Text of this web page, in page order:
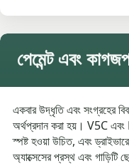
পেমেন্ট এবং
একবার উদ্ধৃতি এবং সংগ্রহের
অর্থপ্রদান করা হয়। V5C এবং
স্পষ্ট হওয়া উচিত, এবং
অ্যাক্সেসের প্রস্থ এবং গাড়িটি